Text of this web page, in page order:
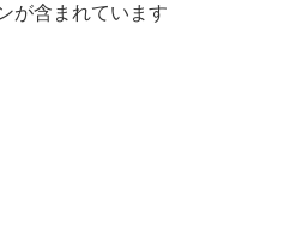
が含まれています